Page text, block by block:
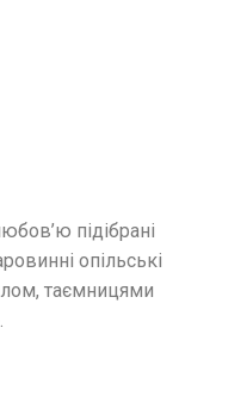
підібрані
опільські
таємницями